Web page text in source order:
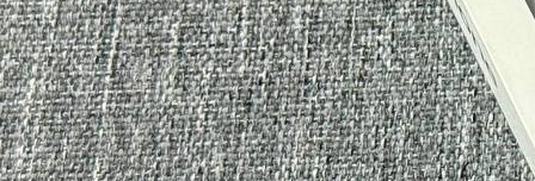
житель краевого центра с заявлением о том, что у него
похитили сотовый телефон стоимостью 10 тысяч рублей.
Сотрудники ОВД выяснили, что парень оставил телефон
между сидениями в автобусе, а затем вышел на своей
остановке.
Полицейские установили, что 18-летний кондуктор увидел
оставленный телефон и решил забрать его себе. При